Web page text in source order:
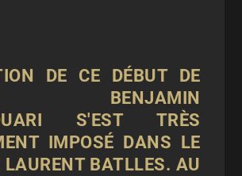
DE CE DÉBUT DE
BENJAMIN
S'EST TRÈS
IMPOSÉ DANS LE
LAURENT BATLLES. AU